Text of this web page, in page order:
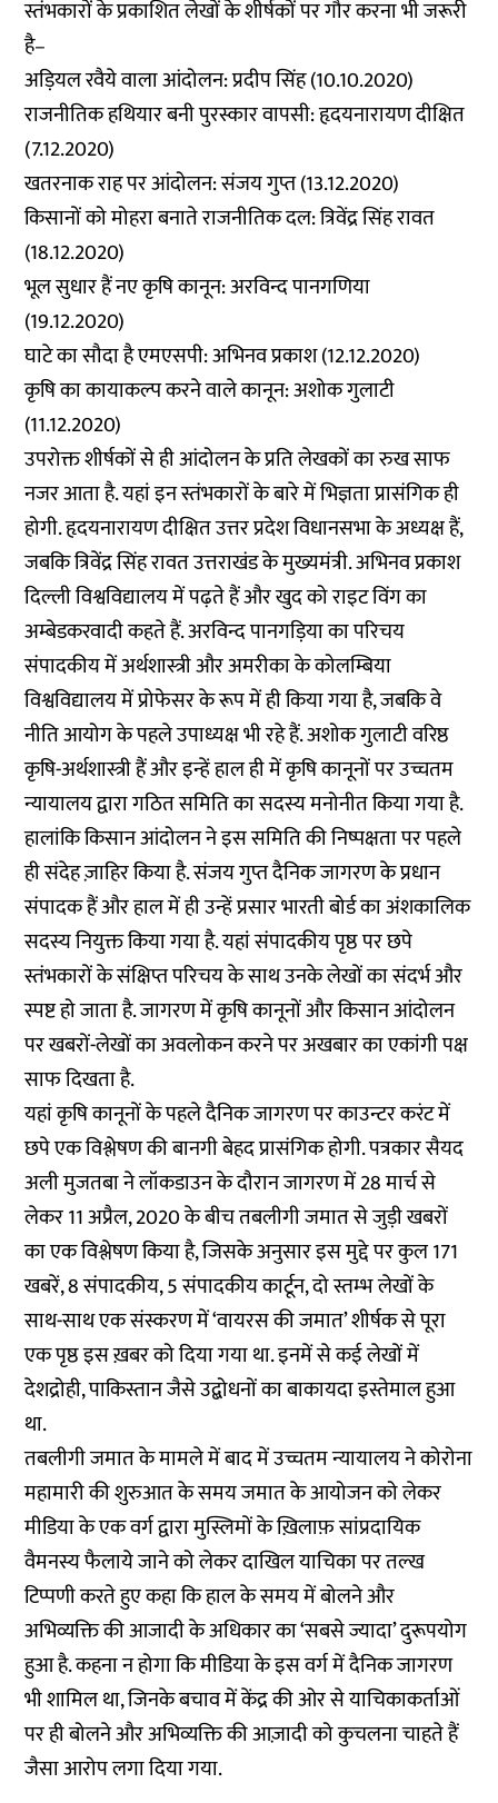
स्तंभकारों के प्रकाशित लेखों के शीर्षकों पर गौर करना भी जरूरी
है–
अड़ियल रवैये वाला आंदोलन: प्रदीप सिंह(10.10.2020)
राजनीतिक हथियार बनी पुरस्कार वापसी: हृदयनारायण दीक्षित
(7.12.2020)
खतरनाक राह पर आंदोलन: संजय गुप्त(13.12.2020)
किसानों को मोहरा बनाते राजनीतिक दल: त्रिवेंद्र सिंह रावत
(18.12.2020)
भूल सुधार हैं नए कृषि कानून: अरविन्द पानगणिया
(19.12.2020)
घाटे का सौदा है एमएसपी: अभिनव प्रकाश(12.12.2020)
कृषि का कायाकल्प करने वाले कानून: अशोक गुलाटी
(11.12.2020)
उपरोक्त शीर्षकों से ही आंदोलन के प्रति लेखकों का रुख साफ
नजर आता है. यहां इन स्तंभकारों के बारे में भिज्ञता प्रासंगिक ही
होगी. हृदयनारायण दीक्षित उत्तर प्रदेश विधानसभा के अध्यक्ष हैं,
जबकि त्रिवेंद्र सिंह रावत उत्तराखंड के मुख्यमंत्री. अभिनव प्रकाश
दिल्ली विश्वविद्यालय में पढ़ते हैं और खुद को राइट विंग का
अम्बेडकरवादी कहते हैं. अरविन्द पानगड़िया का परिचय
संपादकीय में अर्थशास्त्री और अमरीका के कोलम्बिया
विश्वविद्यालय में प्रोफेसर के रूप में ही किया गया है, जबकि वे
नीति आयोग के पहले उपाध्यक्ष भी रहे हैं. अशोक गुलाटी वरिष्ठ
कृषि-अर्थशास्त्री हैं और इन्हें हाल ही में कृषि कानूनों पर उच्चतम
न्यायालय द्वारा गठित समिति का सदस्य मनोनीत किया गया है.
हालांकि किसान आंदोलन ने इस समिति की निष्पक्षता पर पहले
ही संदेह ज़ाहिर किया है. संजय गुप्त दैनिक जागरण के प्रधान
संपादक हैं और हाल में ही उन्हें प्रसार भारती बोर्ड का अंशकालिक
सदस्य नियुक्त किया गया है. यहां संपादकीय पृष्ठ पर छपे
स्तंभकारों के संक्षिप्त परिचय के साथ उनके लेखों का संदर्भ और
स्पष्ट हो जाता है. जागरण में कृषि कानूनों और किसान आंदोलन
पर खबरों-लेखों का अवलोकन करने पर अखबार का एकांगी पक्ष
साफ दिखता है.
यहां कृषि कानूनों के पहले दैनिक जागरण पर काउन्टर करंट में
छपे एक विश्लेषण की बानगी बेहद प्रासंगिक होगी. पत्रकार सैयद
अली मुजतबा ने लॉकडाउन के दौरान जागरण में 28 मार्च से
लेकर 11 अप्रैल, 2020 के बीच तबलीगी जमात से जुड़ी खबरों
का एक विश्लेषण किया है, जिसके अनुसार इस मुद्दे पर कुल 171
खबरें, 8 संपादकीय, 5 संपादकीय कार्टून, दो स्तम्भ लेखों के
साथ-साथ एक संस्करण में ‘वायरस की जमात’ शीर्षक से पूरा
एक पृष्ठ इस ख़बर को दिया गया था. इनमें से कई लेखों में
देशद्रोही, पाकिस्तान जैसे उद्बोधनों का बाकायदा इस्तेमाल हुआ
था.
तबलीगी जमात के मामले में बाद में उच्चतम न्यायालय ने कोरोना
महामारी की शुरुआत के समय जमात के आयोजन को लेकर
मीडिया के एक वर्ग द्वारा मुस्लिमों के ख़िलाफ़ सांप्रदायिक
वैमनस्य फैलाये जाने को लेकर दाखिल याचिका पर तल्ख
टिप्पणी करते हुए कहा कि हाल के समय में बोलने और
अभिव्यक्ति की आजादी के अधिकार का ‘सबसे ज्यादा’ दुरूपयोग
हुआ है. कहना न होगा कि मीडिया के इस वर्ग में दैनिक जागरण
भी शामिल था, जिनके बचाव में केंद्र की ओर से याचिकाकर्ताओं
पर ही बोलने और अभिव्यक्ति की आज़ादी को कुचलना चाहते हैं
जैसा आरोप लगा दिया गया.